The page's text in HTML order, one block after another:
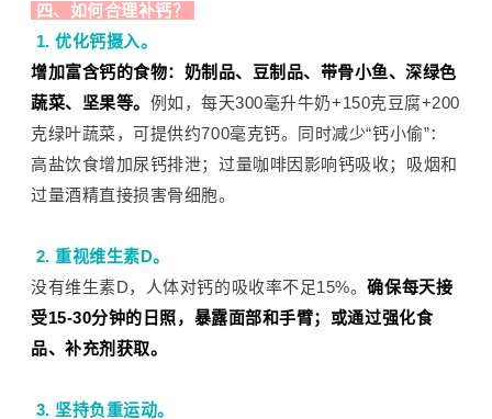
四、如何合理补钙？
1. 优化钙摄入。
增加富含钙的食物：奶制品、豆制品、带骨小鱼、深绿色
蔬菜、坚果等。 例如，每天300毫升牛奶+150克豆腐+200
克绿叶蔬菜，可提供约700毫克钙。同时减少“钙小偷”：
高盐饮食增加尿钙排泄；过量咖啡因 影响钙吸收；吸烟和
过量酒精直接损害骨细胞。
2. 重视维生素D。
没有维生素D，人体对钙的吸收率不足15%。确保每天接
受15-30分钟的日照，暴露面部和手臂；或通过强化食
品、补充剂获取。
3. 坚持负重运动。